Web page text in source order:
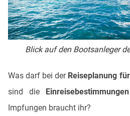
Blick auf den Bootsanleger
Was darf bei der Reiseplanung
sind die
Impfungen braucht ihr?